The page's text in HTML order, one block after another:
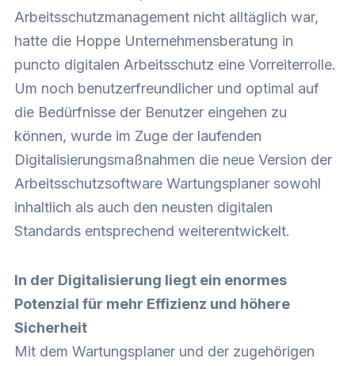
Arbeitsschutzmanagement nicht alltäglich war,
hatte die Hoppe Unternehmensberatung in
puncto digitalen Arbeitsschutz eine Vorreiterrolle.
Um noch benutzerfreundlicher und optimal auf
die Bedürfnisse der Benutzer eingehen zu
können, wurde im Zuge der laufenden
Digitalisierungsmaßnahmen die neue Version der
Arbeitsschutzsoftware Wartungsplaner sowohl
inhaltlich als auch den neusten digitalen
Standards entsprechend weiterentwickelt.
In der Digitalisierung liegt ein enormes
Potenzial für mehr Effizienz und höhere
Sicherheit
Mit dem Wartungsplaner und der zugehörigen